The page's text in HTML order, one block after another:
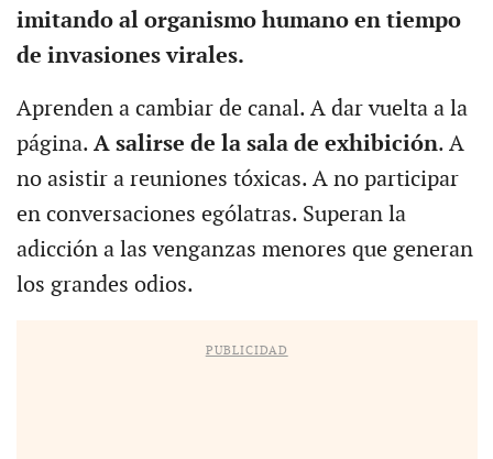
imitando al organismo humano en tiempo
de invasiones virales.
Aprenden a cambiar de canal. A dar vuelta a la
página. A salirse de la sala de exhibición. A
no asistir a reuniones tóxicas. A no participar
en conversaciones ególatras. Superan la
adicción a las venganzas menores que generan
los grandes odios.
PUBLICIDAD